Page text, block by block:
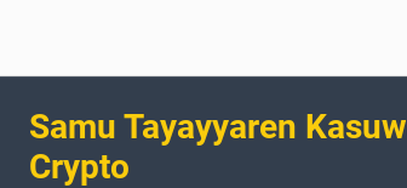
Samu Tayayyaren
Crypto